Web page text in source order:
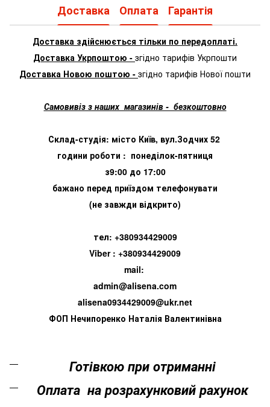
Доставка Оплата Гарантія
Доставка здійснюється тільки по передоплаті.
Доставка Укрпоштою - згідно тарифів Укрпошти
Доставка Новою поштою - згідно тарифів Нової пошти
Самовивіз з наших магазинів - безкоштовно
Склад-студія: місто Київ, вул.Зодчих 52
години роботи : понеділок-пятниця
з9:00 до 17:00
бажано перед приїздом телефонувати
(не завжди відкрито)
тел: +380934429009
Viber : +380934429009
mail:
admin@alisena.com
alisena0934429009@ukr.net
ФОП Нечипоренко Наталія Валентинівна
Готівкою при отриманні
Оплата на розрахунковий рахунок